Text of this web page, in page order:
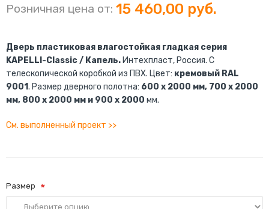
Розничная цена от: 15 460,00 руб.
Дверь пластиковая влагостойкая гладкая серия
KAPELLI-Classic / Капель. Интехпласт, Россия. С
телескопической коробкой из ПВХ. Цвет: кремовый RAL
9001. Размер дверного полотна: 600 x 2000 мм, 700 x 2000
мм, 800 x 2000 мм и 900 x 2000 мм.
См. выполненный проект >>
Размер